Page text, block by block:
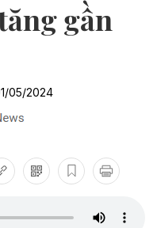
gần
05/2024